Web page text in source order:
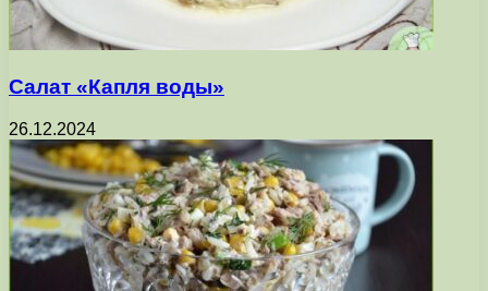
Салат «Капля воды»
26.12.2024